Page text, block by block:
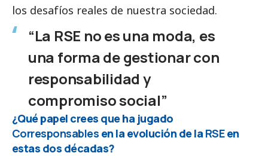
los desafíos reales de nuestra sociedad.
“La RSE no es una moda, es
una forma de gestionar con
responsabilidad y
compromisosocial”
¿Qué papel crees que ha jugado
Corresponsables en la evolución de la RSEen
estas dos décadas?